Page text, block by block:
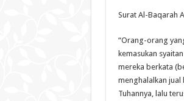
Surat Al-Baqarah
“Orang-orang
kemasukan
mereka berkata
menghalalkan
Tuhannya, lalu